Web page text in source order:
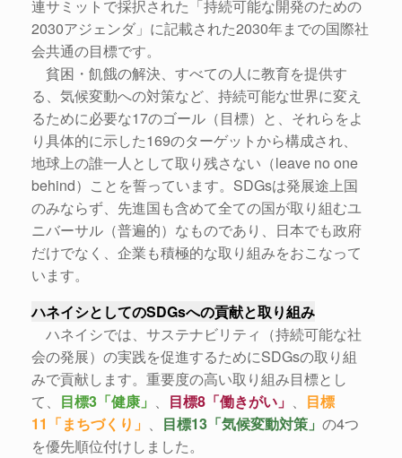
連サミットで採択された「持続可能な開発のための
2030アジェンダ」に記載された2030年までの国際社
会共通の⽬標です。
貧困・飢餓の解決、すべての⼈に教育を提供す
る、気候変動への対策など、持続可能な世界に変え
るために必要な17のゴール（⽬標）と、それらをよ
り具体的に⽰した169のターゲットから構成され、
地球上の誰⼀⼈として取り残さない（leave no one
behind）ことを誓っています。SDGsは発展途上国
のみならず、先進国も含めて全ての国が取り組むユ
ニバーサル（普遍的）なものであり、⽇本でも政府
だけでなく、企業も積極的な取り組みをおこなって
います。
ハネイシとしてのSDGsへの貢献と取り組み
ハネイシでは、サステナビリティ（持続可能な社
会の発展）の実践を促進するためにSDGsの取り組
みで貢献します。重要度の⾼い取り組み⽬標とし
て、 ⽬標3「健康」 、 ⽬標8「働きがい」 、 ⽬標
11「まちづくり」 、 ⽬標13「気候変動対策」 の4つ
を優先順位付けしました。